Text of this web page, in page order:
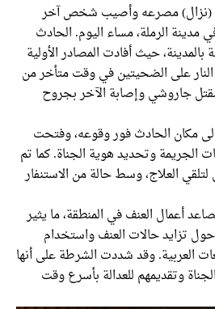
(نزال) مصرعه وأصيب شخص آخر
مدينة الرملة، مساء اليوم. الحادث
حيث أفادت المصادر الأولية
على الضحيتين في وقت متأخر من
جاروشي وإصابة الآخر بجروح
مكان الحادث فور وقوعه، وفتحت
الجريمة وتحديد هوية الجناة. كما تم
العلاج، وسط حالة من الاستنفار
أعمال العنف في المنطقة، ما يثير
حول تزايد حالات العنف واستخدام
العربية. وقد شددت الشرطة على أنها
وتقديمهم للعدالة بأسرع وقت